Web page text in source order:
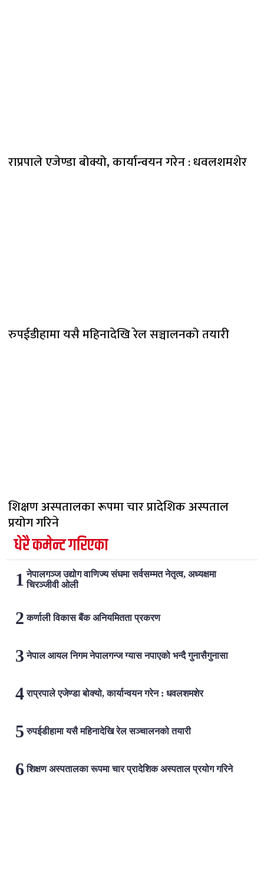
राप्रपाले एजेण्डा बोक्यो, कार्यान्वयन गरेन : धवलशमशेर
रुपईडीहामा यसै महिनादेखि रेल सञ्चालनको तयारी
शिक्षण अस्पतालका रूपमा चार प्रादेशिक अस्पताल
प्रयोग गरिने
धेरै कमेन्ट गरिएका
नेपालगञ्ज उद्योग वाणिज्य संघमा सर्वसम्मत नेतृत्व, अध्यक्षमा
चिरञ्जीवी ओली
कर्णाली विकास बैंक अनियमितता प्रकरण
नेपाल आयल निगम नेपालगन्ज ग्यास नपाएको भन्दै गुनासैगुनासा
राप्रपाले एजेण्डा बोक्यो, कार्यान्वयन गरेन : धवलशमशेर
रुपईडीहामा यसै महिनादेखि रेल सञ्चालनको तयारी
शिक्षण अस्पतालका रूपमा चार प्रादेशिक अस्पताल प्रयोग गरिने